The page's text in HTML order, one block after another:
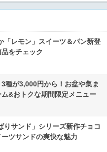
「レモン」スイーツ＆パン新登
をチェック
種が3,000円から！お盆や集ま
&おトクな期間限定メニュー
りサンド」シリーズ新作チョコ
ツサンドの爽快な魅力